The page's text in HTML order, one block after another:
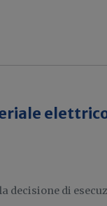
decisione di